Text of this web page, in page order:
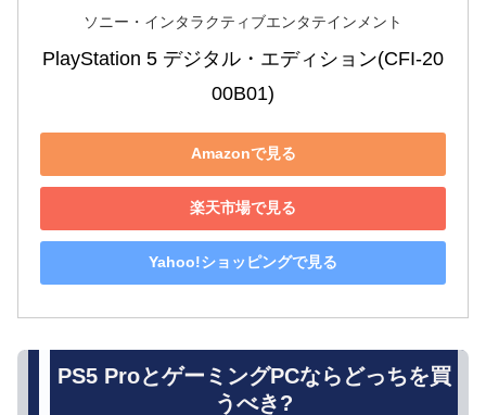
ソニー・インタラクティブエンタテインメント
PlayStation 5 デジタル・エディション(CFI-20
00B01)
Amazonで見る
楽天市場で見る
Yahoo!ショッピングで見る
PS5 ProとゲーミングPCならどっちを買
うべき?